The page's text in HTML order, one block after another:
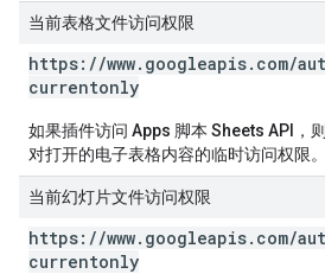
当前表格文件访问权限
https: //www. googleapis. com/
currentonly
如果插件访问 Apps 脚本 Sheets API，
对打开的电子表格内容的临时访问权限。
当前幻灯片文件访问权限
https: //www. googleapis. com/
currentonly